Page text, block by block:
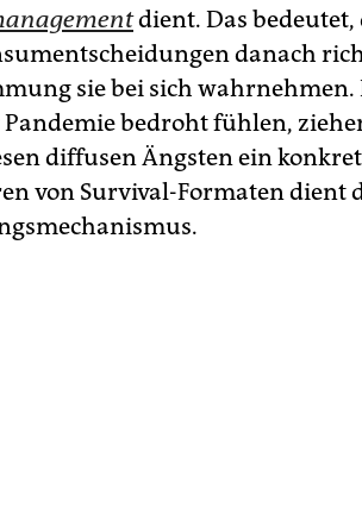
dient. Das bedeutet,
danach
sie bei sich wahrnehmen.
bedroht fühlen,
diffusen Ängsten ein
von Survival-Formaten dient